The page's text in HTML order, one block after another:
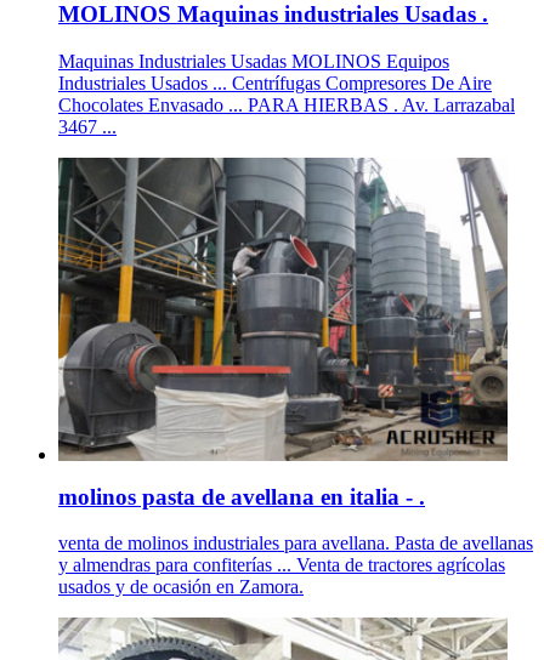
MOLINOS Maquinas industriales Usadas .
Maquinas Industriales Usadas MOLINOS Equipos
Industriales Usados ... Centrífugas Compresores De Aire
Chocolates Envasado ... PARA HIERBAS . Av. Larrazabal
3467 ...
molinos pasta de avellana en italia - .
venta de molinos industriales para avellana. Pasta de avellanas
y almendras para confiterías ... Venta de tractores agrícolas
usados y de ocasión en Zamora.